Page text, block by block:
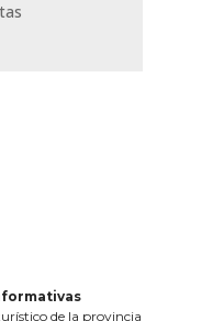
de la provincia